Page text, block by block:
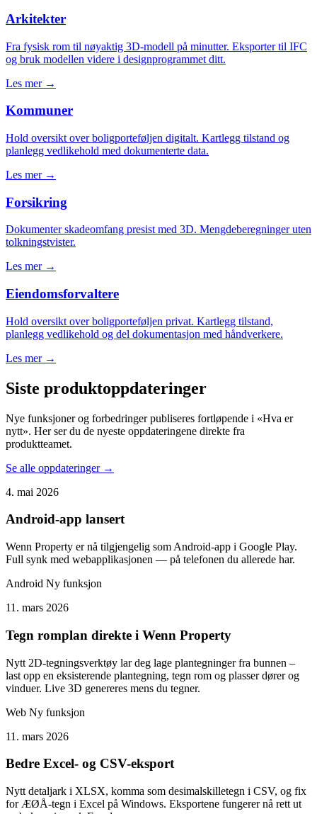
Arkitekter
Fra fysisk rom til nøyaktig 3D-modell på minutter. Eksporter til IFC
og bruk modellen videre i designprogrammet ditt.
Les mer →
Kommuner
Hold oversikt over boligporteføljen digitalt. Kartlegg tilstand og
planlegg vedlikehold med dokumenterte data.
Les mer →
Forsikring
Dokumenter skadeomfang presist med 3D. Mengdeberegninger uten
tolkningstvister.
Les mer →
Eiendomsforvaltere
Hold oversikt over boligporteføljen privat. Kartlegg tilstand,
planlegg vedlikehold og del dokumentasjon med håndverkere.
Les mer →
Siste produktoppdateringer
Nye funksjoner og forbedringer publiseres fortløpende i «Hva er
nytt». Her ser du de nyeste oppdateringene direkte fra
produktteamet.
Se alle oppdateringer →
4. mai 2026
Android-app lansert
Wenn Property er nå tilgjengelig som Android-app i Google Play.
Full synk med webapplikasjonen — på telefonen du allerede har.
Android Ny funksjon
11. mars 2026
Tegn romplan direkte i Wenn Property
Nytt 2D-tegningsverktøy lar deg lage plantegninger fra bunnen –
last opp en eksisterende plantegning, tegn rom og plasser dører og
vinduer. Live 3D genereres mens du tegner.
Web Ny funksjon
11. mars 2026
Bedre Excel- og CSV-eksport
Nytt detaljark i XLSX, komma som desimalskilletegn i CSV, og fix
for ÆØÅ-tegn i Excel på Windows. Eksportene fungerer nå rett ut